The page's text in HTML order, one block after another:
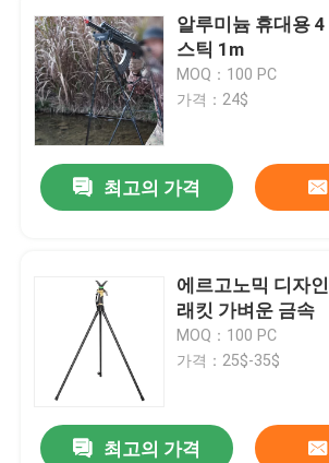
알루미늄 휴대용
스틱 1m
MOQ：100 PC
가격：24$
최고의 가격
에르고노믹 디자
래킷 가벼운 금속
MOQ：100 PC
가격：25$-35$
최고의 가격